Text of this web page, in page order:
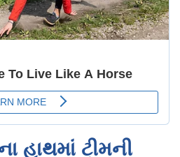
હાથમાં ટીમની